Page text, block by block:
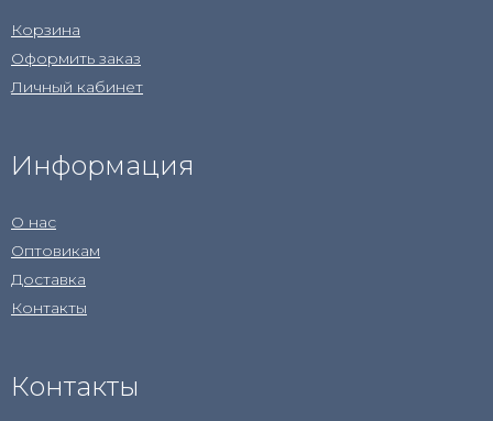
Корзина
Оформить заказ
Личный кабинет
Информация
О нас
Оптовикам
Доставка
Контакты
Контакты